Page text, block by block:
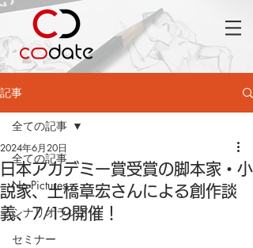
記事
全ての記事
No Pictures
シナリオランド
セミナー
全ての記事
日本アカデミー賞受賞の脚本家・小
説家、土橋章宏さんによる創作談
義、7/19開催！
2024年6月20日